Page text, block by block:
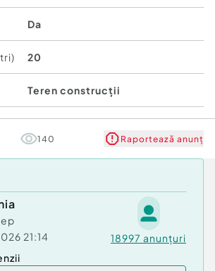
este ideală pentru cei care își
într-un cadru liniștit, cu
dar în același timp aproape
bune, utilităților disponibile și
aceste parcele reprezintă o
pentru construcția unei
sau pentru investiție.
la vizionare!
P172325
Da
20
Teren construcții
140 Raportează anunț
21:14 18997 anunțuri